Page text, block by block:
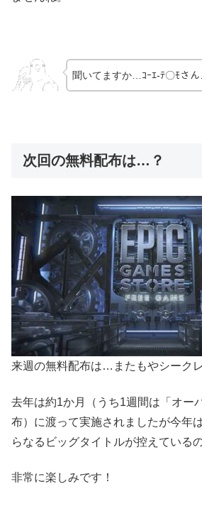
聞いてますか…ｺｰｴ-ﾃ〇ﾓさん
次回の無料配布は…？
来週の無料配布は…またもやシークレ
去年は約1か月（うち1週間は「オー
布）に渡って実施されましたが今年
らなるビッグタイトルが控えている
非常に楽しみです！